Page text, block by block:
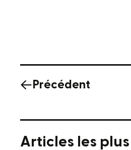
Précédent
Articles les